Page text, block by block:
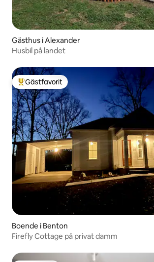
Gästhus i Alexander
Husbil på landet
Populär gästfavorit
Gästfavorit
Boende i Benton
Firefly Cottage på privat damm